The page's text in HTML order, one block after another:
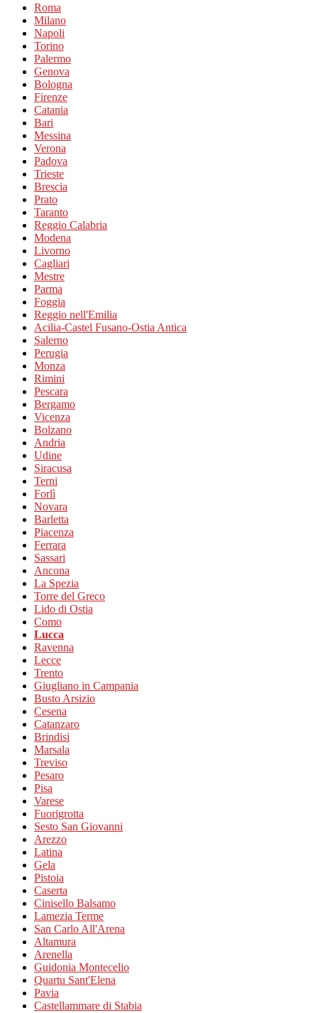
Roma
Milano
Napoli
Torino
Palermo
Genova
Bologna
Firenze
Catania
Bari
Messina
Verona
Padova
Trieste
Brescia
Prato
Taranto
Reggio Calabria
Modena
Livorno
Cagliari
Mestre
Parma
Foggia
Reggio nell'Emilia
Acilia-Castel Fusano-Ostia Antica
Salerno
Perugia
Monza
Rimini
Pescara
Bergamo
Vicenza
Bolzano
Andria
Udine
Siracusa
Terni
Forlì
Novara
Barletta
Piacenza
Ferrara
Sassari
Ancona
La Spezia
Torre del Greco
Lido di Ostia
Como
Lucca
Ravenna
Lecce
Trento
Giugliano in Campania
Busto Arsizio
Cesena
Catanzaro
Brindisi
Marsala
Treviso
Pesaro
Pisa
Varese
Fuorigrotta
Sesto San Giovanni
Arezzo
Latina
Gela
Pistoia
Caserta
Cinisello Balsamo
Lamezia Terme
San Carlo All'Arena
Altamura
Arenella
Guidonia Montecelio
Quartu Sant'Elena
Pavia
Castellammare di Stabia